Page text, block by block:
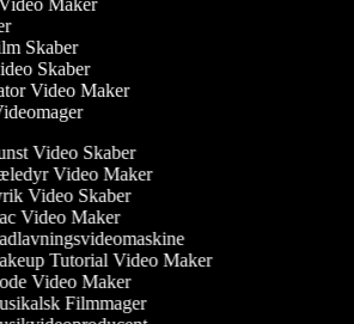
Maker
Skaber
Skaber
Video Maker
Video Skaber
Video Maker
Video Skaber
Video Maker
Tutorial Video Maker
Video Maker
Filmmager